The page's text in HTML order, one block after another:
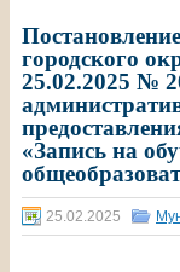
городского
25.02.2025 №
«Запись на
25.02.2025